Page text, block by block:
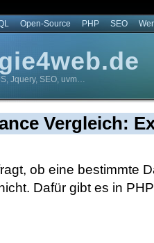
Open-Source PHP SEO
Jquery, SEO, uvm…
Vergleich:
ob eine bestimmte
Dafür gibt es in